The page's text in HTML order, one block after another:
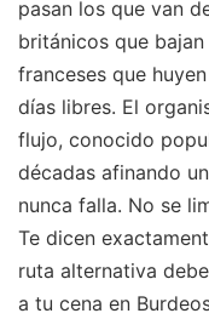
pasan los que van
británicos que
franceses que
días libres. El
flujo, conocido
décadas afinando
nunca falla. No se
Te dicen
ruta alternativa
a tu cena en